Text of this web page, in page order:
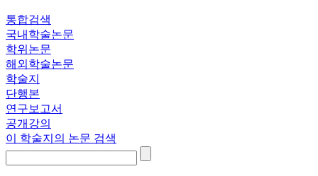
통합검색
국내학술논문
학위논문
해외학술논문
학술지
단행본
연구보고서
공개강의
이 학술지의 논문 검색